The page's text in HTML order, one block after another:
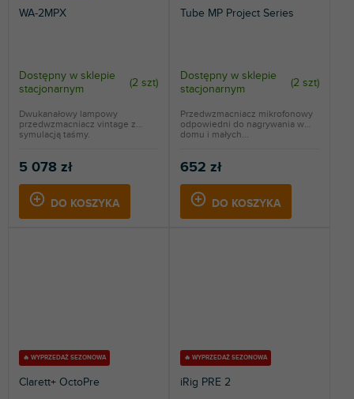
WA-2MPX
Dostępny w sklepie
stacjonarnym
(2 szt)
5 078 zł
DO KOSZYKA
Dwukanałowy lampowy
przedwzmacniacz vintage z
symulacją taśmy.
Tube MP Project Series
Dostępny w sklepie
stacjonarnym
(2 szt)
652 zł
DO KOSZYKA
Przedwzmacniacz mikrofonowy
odpowiedni do nagrywania w
domu i małych...
🔥 WYPRZEDAŻ SEZONOWA
Clarett+ OctoPre
🔥 WYPRZEDAŻ SEZONOWA
iRig PRE 2